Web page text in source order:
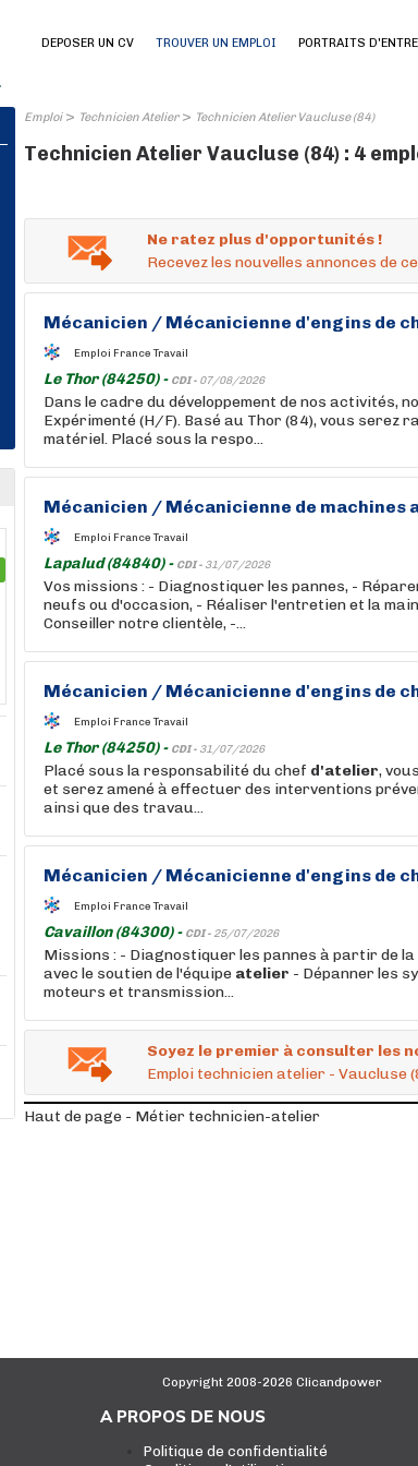
DEPOSER UN CV TROUVER UN EMPLOI PORTRAITS
Emploi> Technicien Atelier> Technicien Atelier Vaucluse (84)
Technicien Atelier Vaucluse (84) : 4
Ne ratez plus d'opportunités !
Recevez les nouvelles annonces de
Mécanicien / Mécanicienne d'engins de
Emploi France Travail
Le Thor (84250) - CDI - 07/08/2026
Dans le cadre du développement de nos activités,
Expérimenté (H/F). Basé au Thor (84), vous serez
matériel. Placé sous la respo...
Mécanicien / Mécanicienne de machines
Emploi France Travail
Lapalud (84840) - CDI - 31/07/2026
Vos missions : - Diagnostiquer les pannes, -
neufs ou d'occasion, - Réaliser l'entretien et la
Conseiller notre clientèle, -...
Mécanicien / Mécanicienne d'engins de
Emploi France Travail
Le Thor (84250) - CDI - 31/07/2026
Placé sous la responsabilité du chef d'atelier,
et serez amené à effectuer des interventions
ainsi que des travau...
Mécanicien / Mécanicienne d'engins de
Emploi France Travail
Cavaillon (84300) - CDI - 25/07/2026
Missions : - Diagnostiquer les pannes à partir de
avec le soutien de l'équipe atelier - Dépanner les
moteurs et transmission...
Soyez le premier à consulter les
Emploi technicien atelier - Vaucluse
Haut de page - Métier technicien-atelier
Copyright 2008-2026 Clicandpower
A PROPOS DE NOUS
Politique de confidentialité